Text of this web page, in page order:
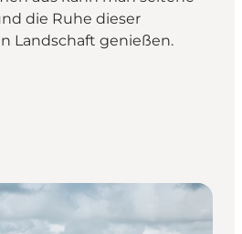
die Ruhe dieser
Landschaft genießen.
- Ein Paradies für